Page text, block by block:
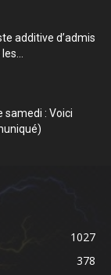
additive d’admis
samedi : Voici
1027
378